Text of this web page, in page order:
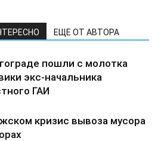
ЕЩЕ ОТ АВТОРА
пошли с молотка
экс-начальника
ГАИ
кризис вывоза мусора